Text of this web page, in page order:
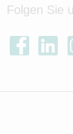
Folgen Sie